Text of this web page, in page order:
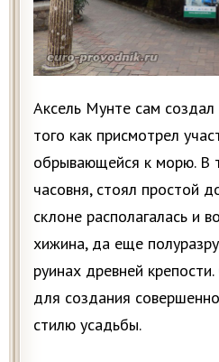
Аксель Мунте сам создал
того как присмотрел
обрывающейся к морю. В
часовня, стоял простой
склоне располагалась и
хижина, да еще
руинах древней
для создания
стилю усадьбы.